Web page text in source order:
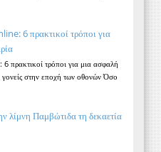
6 πρακτικοί τρόποι για
πρακτικοί τρόποι για μια ασφαλή
γονείς στην εποχή των οθονών Όσο
λίμνη Παμβώτιδα τη δεκαετία